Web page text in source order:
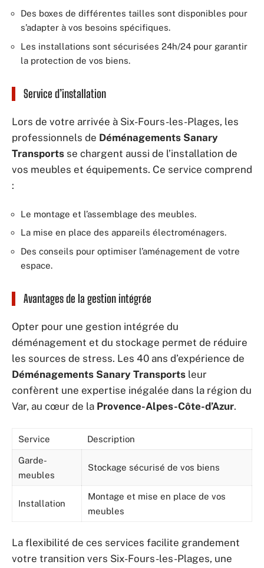
Des boxes de différentes tailles sont disponibles pour
s’adapter à vos besoins spécifiques.
Les installations sont sécurisées 24h/24 pour garantir
la protection de vos biens.
Service d’installation
Lors de votre arrivée à Six-Fours-les-Plages, les
professionnels de Déménagements Sanary
Transports se chargent aussi de l’installation de
vos meubles et équipements. Ce service comprend
:
Le montage et l’assemblage des meubles.
La mise en place des appareils électroménagers.
Des conseils pour optimiser l’aménagement de votre
espace.
Avantages de la gestion intégrée
Opter pour une gestion intégrée du
déménagement et du stockage permet de réduire
les sources de stress. Les 40 ans d’expérience de
Déménagements Sanary Transports leur
confèrent une expertise inégalée dans la région du
Var, au cœur de la Provence-Alpes-Côte-d’Azur.
Service Description
Garde-
meubles
Stockage sécurisé de vos biens
Installation
Montage et mise en place de vos
meubles
La flexibilité de ces services facilite grandement
votre transition vers Six-Fours-les-Plages, une